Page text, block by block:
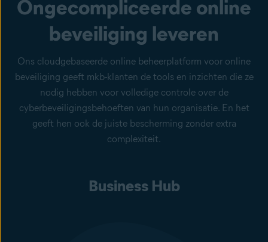
Ongecompliceerde online
beveiliging leveren
Ons cloudgebaseerde online beheerplatform voor online
beveiliging geeft mkb-klanten de tools en inzichten die ze
nodig hebben voor volledige controle over de
cyberbeveiligingsbehoeften van hun organisatie. En het
geeft hen ook de juiste bescherming zonder extra
complexiteit.
Business Hub